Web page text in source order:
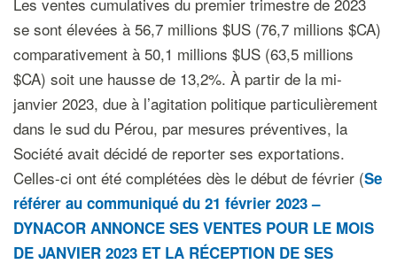
se sont élevées à 56,7 millions $US (76,7 millions $CA)
comparativement à 50,1 millions $US (63,5 millions
$CA) soit une hausse de 13,2%. À partir de la mi-
janvier 2023, due à l’agitation politique particulièrement
dans le sud du Pérou, par mesures préventives, la
Société avait décidé de reporter ses exportations.
Celles-ci ont été complétées dès le début de février (Se
référer au communiqué du 21 février 2023 –
DYNACOR ANNONCE SES VENTES POUR LE MOIS
DE JANVIER 2023 ET LA RÉCEPTION DE SES